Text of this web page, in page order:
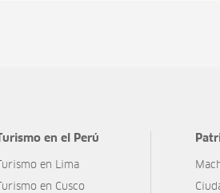
Turismo en el Perú
Turismo en Lima
Turismo en Cusco